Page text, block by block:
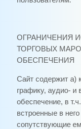
ОГРАНИЧЕНИЯ
ТОРГОВЫХ
ОБЕСПЕЧЕНИЯ
Сайт содержит а)
графику, аудио-
обеспечение, в
встроенные в
сопутствующие